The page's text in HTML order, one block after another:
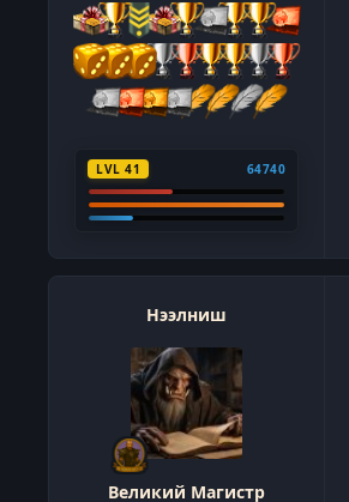
LVL 41 64740
Нээлниш
Великий Магистр